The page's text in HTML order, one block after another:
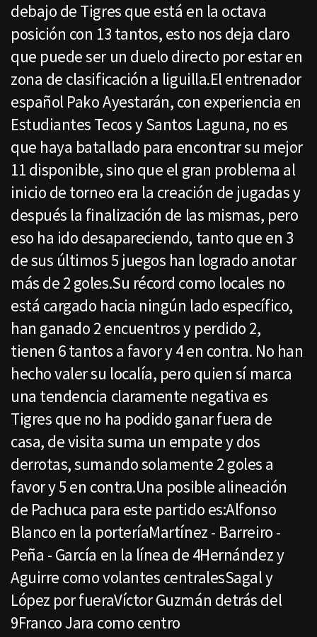
debajo de Tigres que está en la octava
posición con 13 tantos, esto nos deja claro
que puede ser un duelo directo por estar en
zona de clasificación a liguilla.El entrenador
español Pako Ayestarán, con experiencia en
Estudiantes Tecos y Santos Laguna, no es
que haya batallado para encontrar su mejor
11 disponible, sino que el gran problema al
inicio de torneo era la creación de jugadas y
después la finalización de las mismas, pero
eso ha ido desapareciendo, tanto que en 3
de sus últimos 5 juegos han logrado anotar
más de 2 goles.Su récord como locales no
está cargado hacia ningún lado específico,
han ganado 2 encuentros y perdido 2,
tienen 6 tantos a favor y 4 en contra. No han
hecho valer su localía, pero quien sí marca
una tendencia claramente negativa es
Tigres que no ha podido ganar fuera de
casa, de visita suma un empate y dos
derrotas, sumando solamente 2 goles a
favor y 5 en contra.Una posible alineación
de Pachuca para este partido es:Alfonso
Blanco en la porteríaMartínez - Barreiro -
Peña - García en la línea de 4Hernández y
Aguirre como volantes centralesSagal y
López por fueraVíctor Guzmán detrás del
9Franco Jara como centro